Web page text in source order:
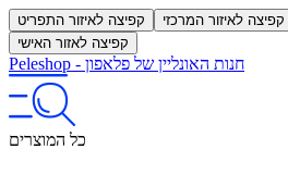
קפיצה לאיזור התפריט קפיצה לאיזור המרכזי
קפיצה לאזור האישי
Peleshop - חנות האונליין של פלאפון
כל המוצרים